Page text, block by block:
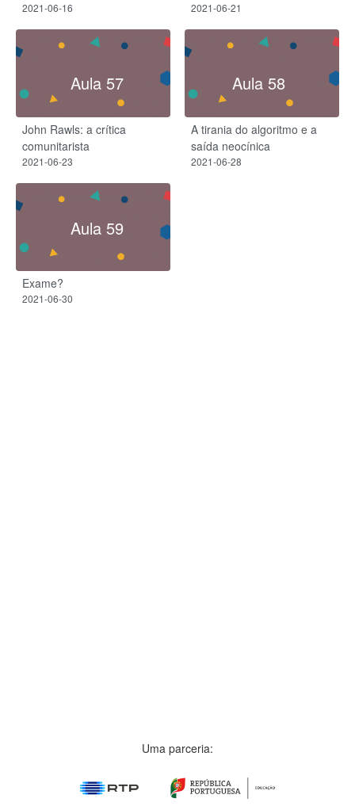
2021-06-16 2021-06-21
Aula 57
John Rawls: a crítica
comunitarista
2021-06-23
Aula 58
A tirania do algoritmo e a
saída neocínica
2021-06-28
Aula 59
Exame?
2021-06-30
Uma parceria: